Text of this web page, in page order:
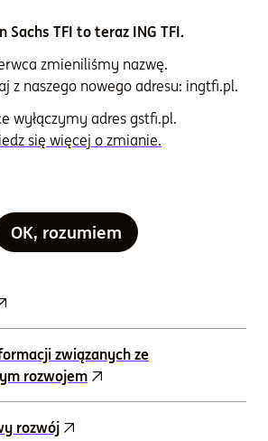
dotyczące głównych
skutków decyzji inwestycyjnych
rozwoju
finansowe
związanych ze
rozwojem
rozwój
Sachs TFI to teraz ING TFI.
zmieniliśmy nazwę.
z naszego nowego adresu: ingtfi.pl.
wyłączymy adres gstfi.pl.
się więcej o zmianie.
OK, rozumiem